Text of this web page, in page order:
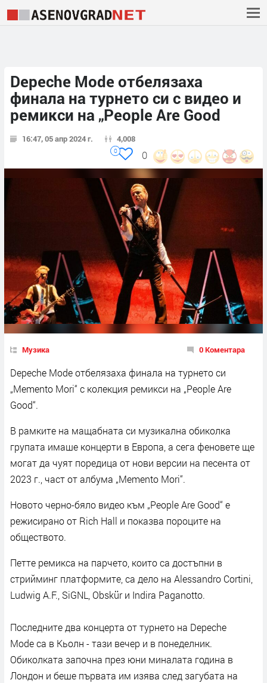
Depeche Mode отбелязаха
финала на турнето си с видео и
ремикси на „People Are Good
16:47, 05 апр 2024 г. 4,008
0
0
Музика 0 Коментара
Depeche Mode отбелязаха финала на турнето си
„Memento Mori“ с колекция ремикси на „People Are
Good“.
В рамките на мащабната си музикална обиколка
групата имаше концерти в Европа, а сега феновете ще
могат да чуят поредица от нови версии на песента от
2023 г., част от албума „Memento Mori“.
Новото черно-бяло видео към „People Are Good“ е
режисирано от Rich Hall и показва пороците на
обществото.
Петте ремикса на парчето, които са достъпни в
стрийминг платформите, са дело на Alessandro Cortini,
Ludwig A.F., SiGNL, Obskür и Indira Paganotto.
Последните два концерта от турнето на Depeche
Mode са в Кьолн - тази вечер и в понеделник.
Обиколката започна през юни миналата година в
Лондон и беше първата им изява след загубата на